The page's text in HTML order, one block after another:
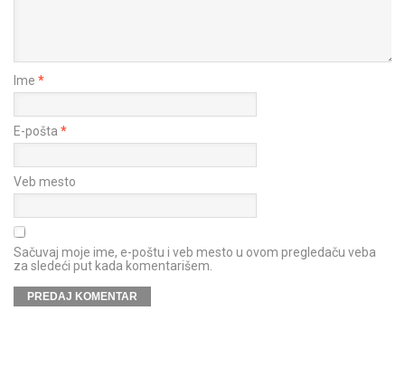
Ime *
E-pošta *
Veb mesto
Sačuvaj moje ime, e-poštu i veb mesto u ovom pregledaču veba
za sledeći put kada komentarišem.